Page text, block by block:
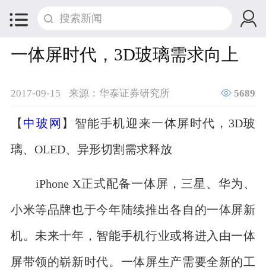
 
一体屏时代，3D玻璃需求向上
2017-09-15 来源：华泰证券研究所  5689
【 中玻网 】智能手机迎来一体屏时代，3D玻
璃、OLED、异形切割需求释放
iPhone X正式配备一体屏，三星、华为、
小米等品牌也于今年陆续推出各自的一体屏新
机。未来十年，智能手机行业或将进入由一体
屏带领的崭新时代。一体屏生产需要全新的工